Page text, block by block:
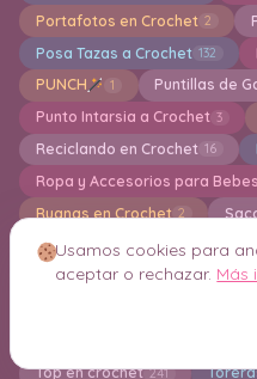
Portafotos en Crochet 2
Posa Tazas a Crochet 132
PUNCH 1 Puntillas de
Punto Intarsia a Crochet 3
Reciclando en Crochet 16
Ropa y Accesorios para
Ruanas en Crochet 2
Sandalias, zapatillas en
Servilletas en Crochet 6
Top en crochet 241
Usamos cookies para
aceptar o rechazar. Más